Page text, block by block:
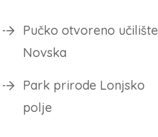
Pučko otvoreno učilište
Novska
Park prirode Lonjsko
polje